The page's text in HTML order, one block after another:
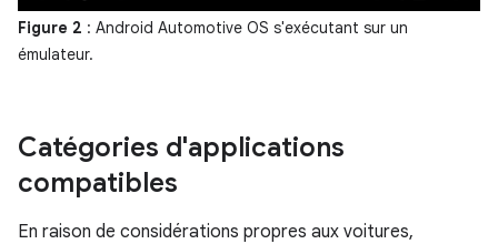
Figure 2 : Android Automotive OS s'exécutant sur un
émulateur.
Catégories d'applications
compatibles
En raison de considérations propres aux voitures,